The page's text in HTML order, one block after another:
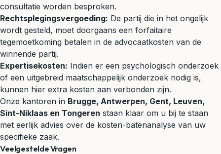
consultatie worden besproken.
Rechtsplegingsvergoeding: De partij die in het ongelijk
wordt gesteld, moet doorgaans een forfaitaire
tegemoetkoming betalen in de advocaatkosten van de
winnende partij.
Expertisekosten: Indien er een psychologisch onderzoek
of een uitgebreid maatschappelijk onderzoek nodig is,
kunnen hier extra kosten aan verbonden zijn.
Onze kantoren in Brugge, Antwerpen, Gent, Leuven,
Sint-Niklaas en Tongeren staan klaar om u bij te staan
met eerlijk advies over de kosten-batenanalyse van uw
specifieke zaak.
Veelgestelde Vragen